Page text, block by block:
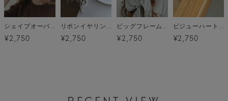
シェイプオーバルグラス メール便
¥2,750
リボンイヤリング メール便
¥2,750
ビッグフレームグラス メール便
¥2,750
ビジューハートリング メール便
¥2,750